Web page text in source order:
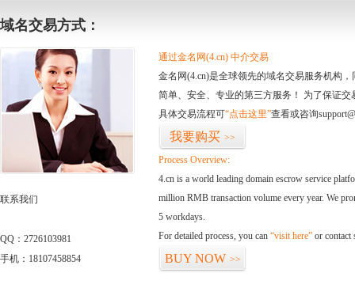
域名交易方式：
联系我们
QQ：2726103981
手机：18107458854
通过金名网(4.cn) 中介交易
金名网(4.cn)是全球领先的域名交易服务机构
简单、安全、专业的第三方服务！ 为了保证
具体交易流程可“点击这里”查看或咨询
我要购买 >>
Process Overview:
4.cn is a world leading domain escrow service
million RMB transaction volume every year. We
5 workdays.
For detailed process, you can “visit here” or contact
BUY NOW >>